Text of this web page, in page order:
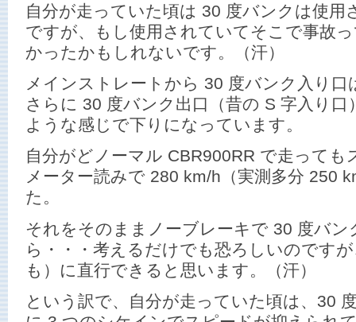
自分が走っていた頃は 30 度バンクは使用
ですが、もし使用されていてそこで事故
かったかもしれないです。（汗）
メインストレートから 30 度バンク入り
さらに 30 度バンク出口（昔の S 字入り
ような感じで下りになっています。
自分がどノーマル CBR900RR で走って
メーター読みで 280 km/h（実測多分 250
た。
それをそのままノーブレーキで 30 度バン
ら・・・考えるだけでも恐ろしいのです
も）に直行できると思います。（汗）
という訳で、自分が走っていた頃は、30